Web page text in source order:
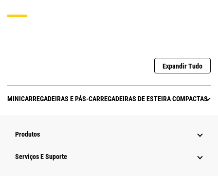
Expandir Tudo
MINICARREGADEIRAS E PÁS-CARREGADEIRAS DE ESTEIRA COMPACTAS
Produtos
Serviços E Suporte